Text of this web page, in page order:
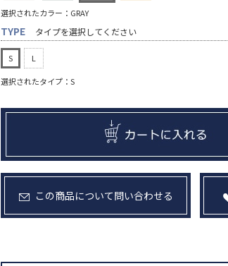
選択されたカラー：GRAY
TYPE タイプを選択してください
S L
選択されたタイプ：S
この商品について問い合わせる